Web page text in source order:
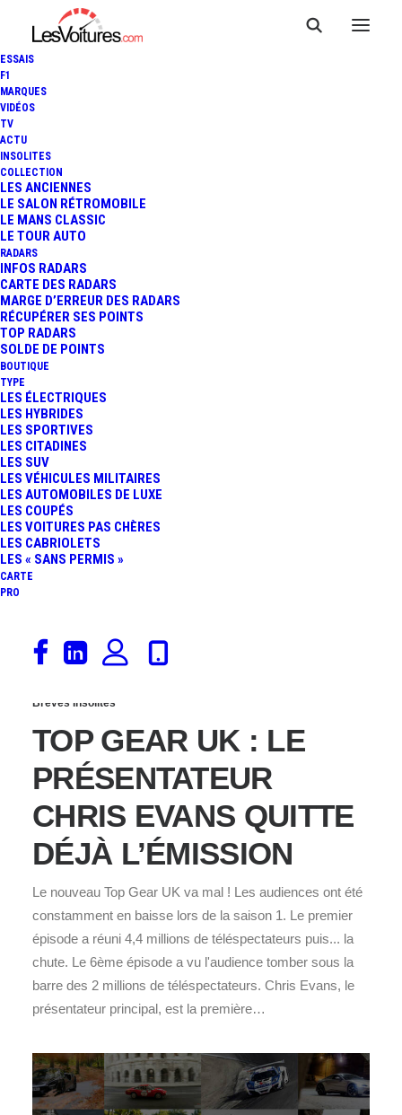
ESSAIS
F1
MARQUES
VIDÉOS
TV
ACTU
INSOLITES
COLLECTION
LES ANCIENNES
LE SALON RÉTROMOBILE
LE MANS CLASSIC
LE TOUR AUTO
RADARS
INFOS RADARS
CARTE DES RADARS
MARGE D’ERREUR DES RADARS
RÉCUPÉRER SES POINTS
TOP RADARS
SOLDE DE POINTS
BOUTIQUE
TYPE
LES ÉLECTRIQUES
LES HYBRIDES
LES SPORTIVES
LES CITADINES
LES SUV
LES VÉHICULES MILITAIRES
LES AUTOMOBILES DE LUXE
LES COUPÉS
LES VOITURES PAS CHÈRES
LES CABRIOLETS
LES « SANS PERMIS »
CARTE
PRO
17 septembre 2016
THE GRAND TOUR :
JEREMY CLARKSON,
JAMES MAY ET RICHARD
HAMMOND DE RETOUR
LE 18 NOVEMBRE
Brèves Insolites
TOP GEAR UK : LE
PRÉSENTATEUR
CHRIS EVANS QUITTE
DÉJÀ L’ÉMISSION
Le nouveau Top Gear UK va mal ! Les audiences ont été
constamment en baisse lors de la saison 1. Le premier
épisode a réuni 4,4 millions de téléspectateurs puis... la
chute. Le 6ème épisode a vu l'audience tomber sous la
barre des 2 millions de téléspectateurs. Chris Evans, le
présentateur principal, est la première…